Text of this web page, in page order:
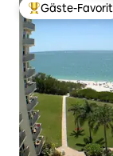
Beliebter Gäste-
Gäste-Favorit